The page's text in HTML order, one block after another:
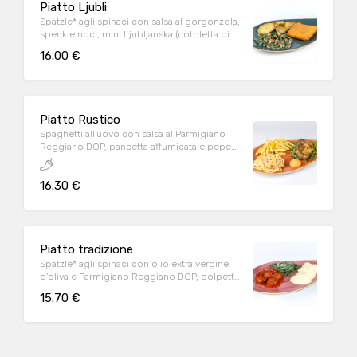
Piatto Ljubli
Spatzle* agli spinaci con salsa al gorgonzola,
speck e noci, mini Ljubljanska (cotoletta di
Praga e formaggio Gouda) e patate al forno
16.00 €
Piatto Rustico
Spaghetti all'uovo con salsa al Parmigiano
Reggiano DOP, pancetta affumicata e pepe
nero, sovracoscia di pollo aromatizzata al
rosmarino servita su rucola, accompagnata
da patate* fritte e salsa speziata
16.30 €
Piatto tradizione
Spatzle* agli spinaci con olio extra vergine
d'oliva e Parmigiano Reggiano DOP, polpette
accompagnate da pure di patate
15.70 €